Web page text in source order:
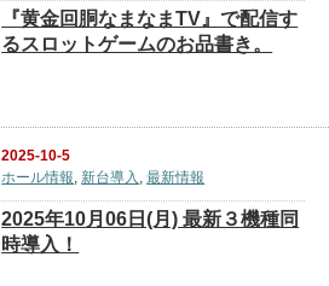
『黄金回胴なまなまTV』で配信す
るスロットゲームのお品書き。
2025-10-5
ホール情報, 新台導入 ,最新情報
2025年10月06日(月) 最新３機種同
時導入！